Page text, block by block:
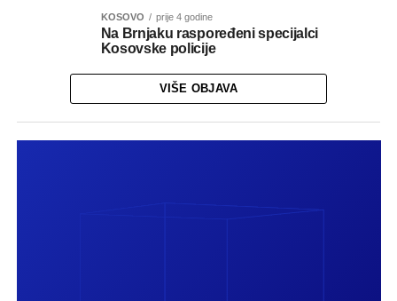
KOSOVO prije 4 godine
Na Brnjaku raspoređeni specijalci
Kosovske policije
VIŠE OBJAVA